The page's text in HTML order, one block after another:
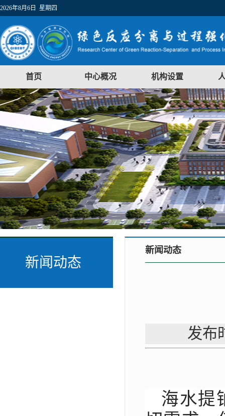
2026年8月6日 星期四
首页 中心概况 机构设置
新闻动态
新闻动态
发
海水提